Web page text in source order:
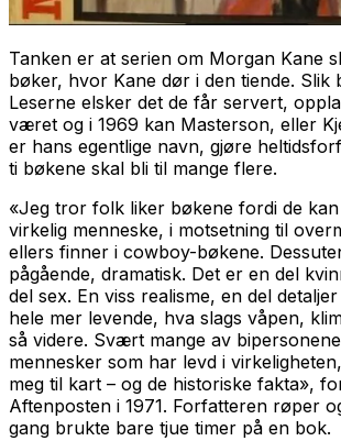
Tanken er at serien om Morgan Kane
bøker, hvor Kane dør i den tiende. Slik
Leserne elsker det de får servert,
været og i 1969 kan Masterson, eller
er hans egentlige navn, gjøre
ti bøkene skal bli til mange flere.
«Jeg tror folk liker bøkene fordi de
virkelig menneske, i motsetning til
ellers finner i cowboy-bøkene.
pågående, dramatisk. Det er en del
del sex. En viss realisme, en del
hele mer levende, hva slags våpen,
så videre. Svært mange av
mennesker som har levd i
meg til kart – og de historiske fakta»,
Aftenposten i 1971. Forfatteren røper
gang brukte bare tjue timer på en bok.